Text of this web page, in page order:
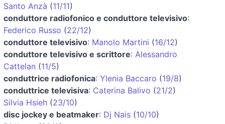
Santo Anzà (11/11)
conduttore radiofonico e conduttore televisivo:
Federico Russo (22/12)
conduttore televisivo: Manolo Martini (16/12)
conduttore televisivo e scrittore: Alessandro
Cattelan (11/5)
conduttrice radiofonica: Ylenia Baccaro (19/8)
conduttrice televisiva: Caterina Balivo (21/2)
Silvia Hsieh (23/10)
disc jockey e beatmaker: Dj Nais (10/10)